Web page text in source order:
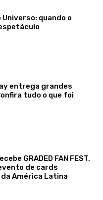
quando o
entrega grandes
tudo o que foi
GRADED FAN FEST,
de cards
América Latina